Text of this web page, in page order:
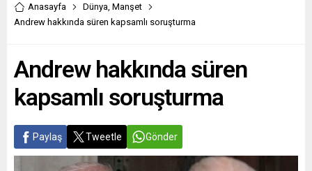
Anasayfa Dünya, Manşet
Andrew hakkında süren kapsamlı soruşturma
Andrew hakkında süren
kapsamlı soruşturma
Paylaş Tweetle Gönder